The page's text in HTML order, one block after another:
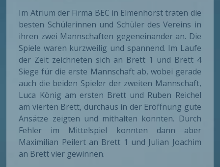
Im Atrium der Firma BEC in Elmenhorst traten die
besten Schülerinnen und Schüler des Vereins in
ihren zwei Mannschaften gegeneinander an. Die
Spiele waren kurzweilig und spannend. Im Laufe
der Zeit zeichneten sich an Brett 1 und Brett 4
Siege für die erste Mannschaft ab, wobei gerade
auch die beiden Spieler der zweiten Mannschaft,
Luca König am ersten Brett und Ruben Reichel
am vierten Brett, durchaus in der Eröffnung gute
Ansätze zeigten und mithalten konnten. Durch
Fehler im Mittelspiel konnten dann aber
Maximilian Peilert an Brett 1 und Julian Joachim
an Brett vier gewinnen.